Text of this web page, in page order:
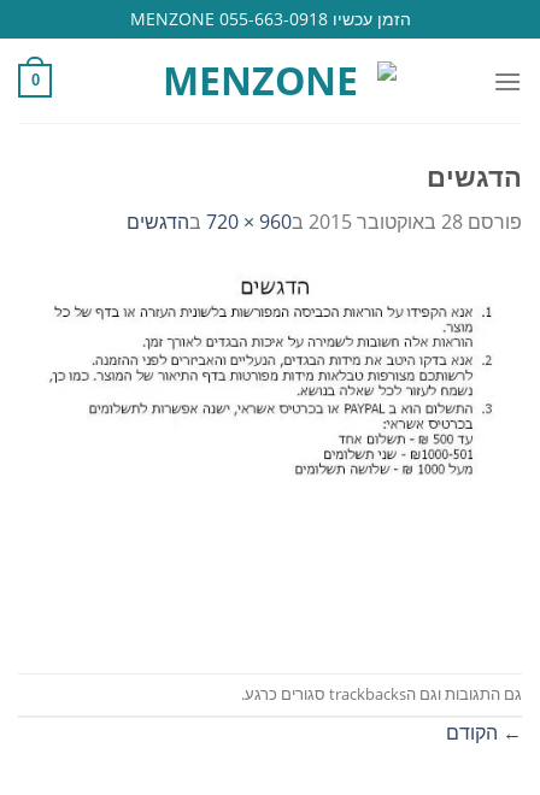
to
content
הזמן עכשיו 055-663-0918 MENZONE
0
הדגשים
פורסם 28 באוקטובר 2015 ב960 × 720 בהדגשים
גם התגובות וגם הtrackbacks סגורים כרגע.
← הקודם